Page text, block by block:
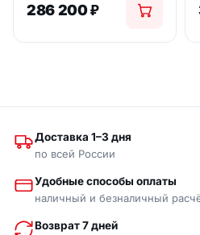
286 200₽
Доставка 1–3 дня
по всей России
Удобные способы оплаты
наличный и безналичный
Возврат 7 дней